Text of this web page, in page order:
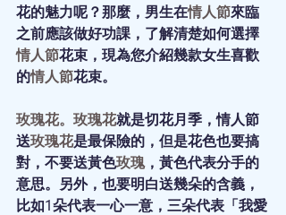
花的魅力呢？那麼，男生在情人節來臨
之前應該做好功課，了解清楚如何選擇
情人節花束，現為您介紹幾款女生喜歡
的情人節花束。
玫瑰花。 玫瑰花就是切花月季，情人節
送玫瑰花是最保險的，但是花色也要搞
對，不要送黃色玫瑰，黃色代表分手的
意思。另外，也要明白送幾朵的含義，
比如1朵代表一心一意，三朵代表「我愛